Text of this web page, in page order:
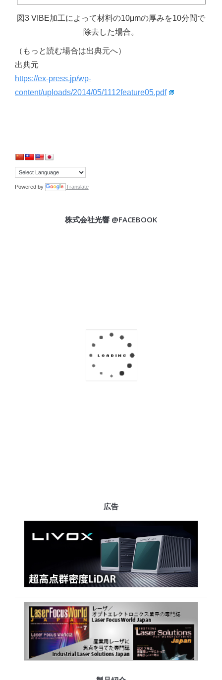
図3 VIBE加工によって材料の10μmの厚みを10分間で
除去した場合。
（もっと読む場合は出典元へ）
出典元
https://ex-press.jp/wp-
content/uploads/2014/05/1112feature05.pdf
Powered by Translate
株式会社光響 @FACEBOOK
広告